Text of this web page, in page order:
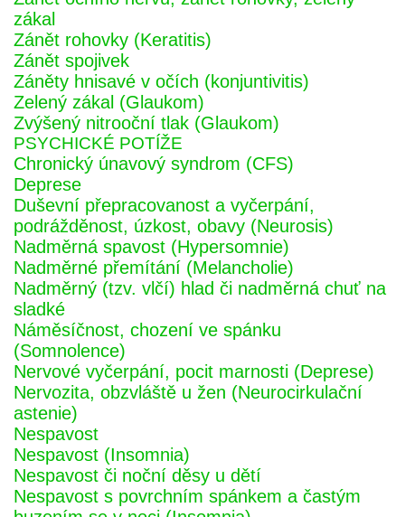
zákal
Zánět rohovky (Keratitis)
Zánět spojivek
Záněty hnisavé v očích (konjuntivitis)
Zelený zákal (Glaukom)
Zvýšený nitrooční tlak (Glaukom)
PSYCHICKÉ POTÍŽE
Chronický únavový syndrom (CFS)
Deprese
Duševní přepracovanost a vyčerpání,
podrážděnost, úzkost, obavy (Neurosis)
Nadměrná spavost (Hypersomnie)
Nadměrné přemítání (Melancholie)
Nadměrný (tzv. vlčí) hlad či nadměrná chuť na
sladké
Náměsíčnost, chození ve spánku
(Somnolence)
Nervové vyčerpání, pocit marnosti (Deprese)
Nervozita, obzvláště u žen (Neurocirkulační
astenie)
Nespavost
Nespavost (Insomnia)
Nespavost či noční děsy u dětí
Nespavost s povrchním spánkem a častým